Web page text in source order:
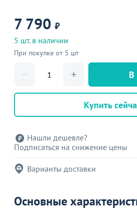
7 790 ₽
5 шт. в наличии
При покупке от 5 шт
В
Купить
Нашли дешевле?
Подписаться на снижение цены
Варианты доставки
Основные